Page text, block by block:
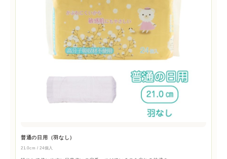
普通の日用（羽なし）
21.0cm / 24個入